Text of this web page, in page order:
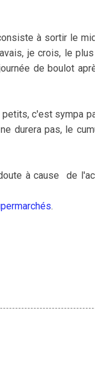
à sortir le
je crois, le
de boulot
c'est sympa
durera pas, le
à cause de
.